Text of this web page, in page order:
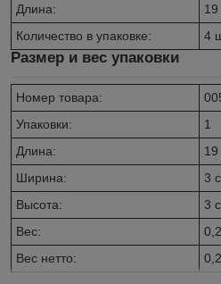
Длина:
Количество в упаковке:
4
Размер и вес упаковки
Номер товара:
Упаковки:
1
Длина:
Ширина:
3
Высота:
3
Вес:
Вес нетто: